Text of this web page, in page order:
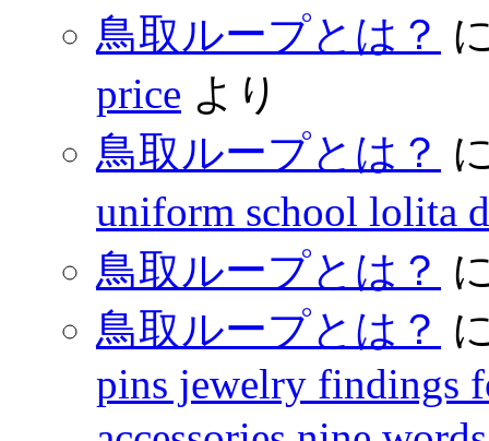
鳥取ループとは？
price より
鳥取ループとは？
uniform school lolita
鳥取ループとは？
鳥取ループとは？
pins jewelry findings